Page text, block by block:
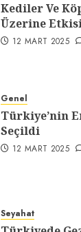
12 MART 2025
Seçildi
12 MART 2025
1 MART 2025
Kediler Ve
Üzerine
12 MART 2025
Genel
Türkiye’nin
Seçildi
12 MART 2025
Seyahat